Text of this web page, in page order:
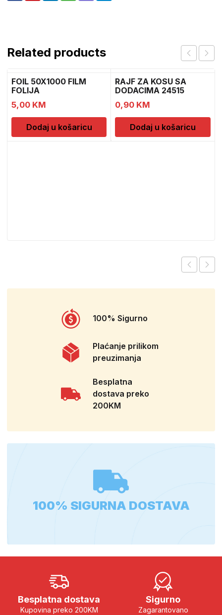
Related products
FOIL 50X1000 FILM
FOLIJA
5,00 KM
Dodaj u košaricu
RAJF ZA KOSU SA
DODACIMA 24515
CH52451
0,90 KM
Dodaj u košaricu
100% Sigurno
Plaćanje prilikom
preuzimanja
Besplatna
dostava preko
200KM
100% SIGURNA DOSTAVA
Besplatna dostava
Kupovina preko 200KM
Sigurno
Zagarantovano